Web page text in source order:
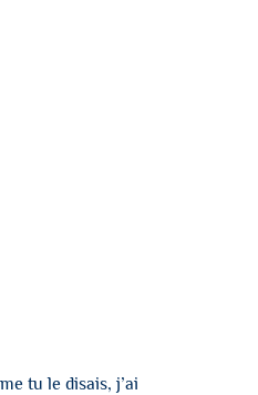
tu le disais, j’ai